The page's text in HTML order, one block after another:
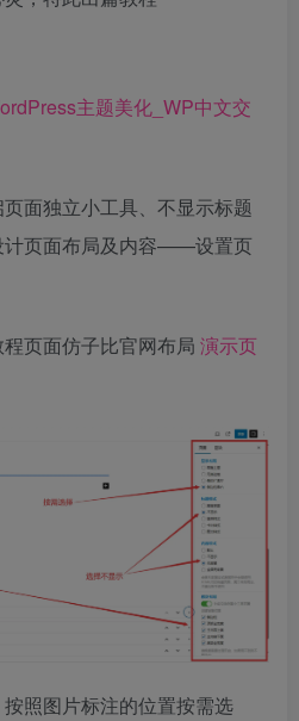
主题美化_WP中文交
面独立小工具、不显示标题
页面布局及内容——设置页
页面仿子比官网布局 演示页
照图片标注的位置按需选